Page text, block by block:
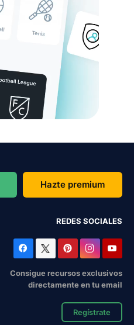
Hazte premium
REDES SOCIALES
Consigue recursos exclusivos
directamente en tu email
Regístrate